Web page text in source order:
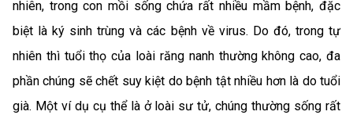
nhiên, trong con mồi sống chứa rất nhiều mầm bệnh, đặc
biệt là ký sinh trùng và các bệnh về virus. Do đó, trong tự
nhiên thì tuổi thọ của loài răng nanh thường không cao, đa
phần chúng sẽ chết suy kiệt do bệnh tật nhiều hơn là do tuổi
già. Một ví dụ cụ thể là ở loài sư tử, chúng thường sống rất